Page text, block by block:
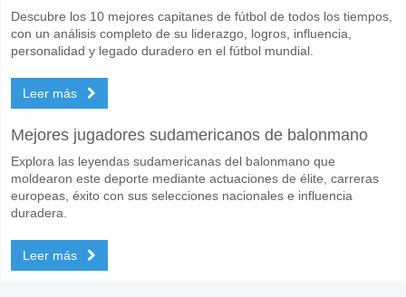
Descubre los 10 mejores capitanes de fútbol de todos los tiempos,
con un análisis completo de su liderazgo, logros, influencia,
personalidad y legado duradero en el fútbol mundial.
Leer más
Mejores jugadores sudamericanos de balonmano
Explora las leyendas sudamericanas del balonmano que
moldearon este deporte mediante actuaciones de élite, carreras
europeas, éxito con sus selecciones nacionales e influencia
duradera.
Leer más